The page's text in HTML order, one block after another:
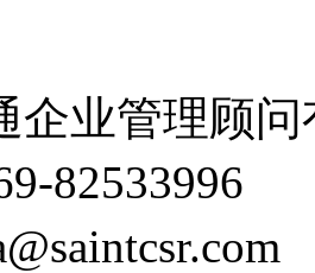
企业管理顾
82533996